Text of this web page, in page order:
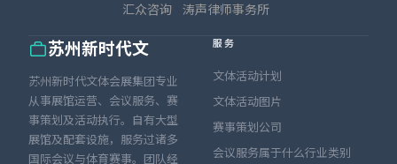
汇众咨询 涛声律师事务所
苏州新时代文
苏州新时代文体会展集团专业
从事展馆运营、会议服务、赛
事策划及活动执行。自有大型
展馆及配套设施，服务过诸多
国际会议与体育赛事。团队经
服务
文体活动计划
文体活动图片
赛事策划公司
会议服务属于什么行业类别